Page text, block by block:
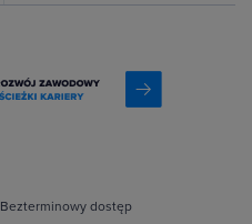
Bezterminowy dostęp